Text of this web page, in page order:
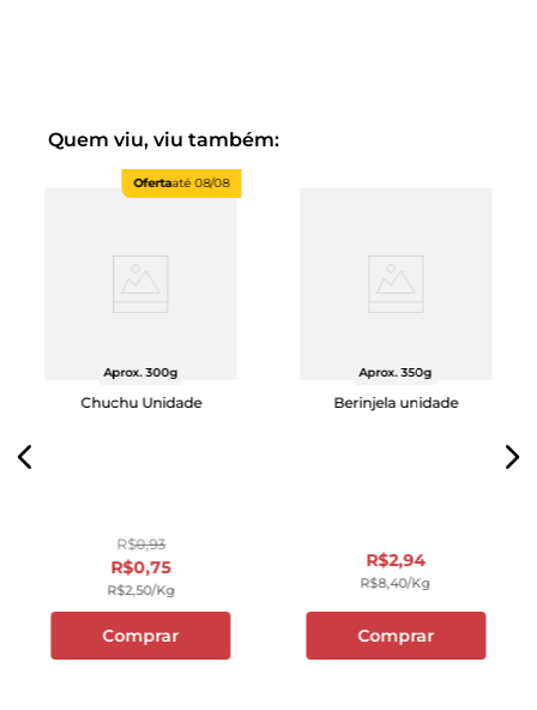
Quem viu, viu também:
Ofertaaté08/08
Aprox. 300g
Chuchu Unidade
R$0,93
R$0,75
R$2,50/kg
Comprar
Aprox. 350g
Berinjela unidade
R$2,94
R$8,40/kg
Comprar